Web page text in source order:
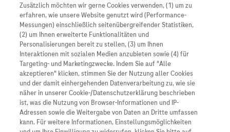
Wer wir sind
Was uns antreibt
Unsere Standorte
Roche Stories
Events
Übersicht
Forschung
Personalisierte
Digitalisierung
Blog Zukunftslabor
Übersicht
Unser Service für
Informationen zu
Diagnostik ist
Klinische Studien
Arzneimittel
Übersicht
Arzneimittel A-Z
Roche Pipeline
Roche Fachportal
Diagnostik
Kontakt
Presse
Karriere
Infektionen mit dem Hepatitis-E-Virus (HEV)
Zusätzlich möchten wir gerne Cookies verwenden, (1) um zu
erfahren, wie unsere Website genutzt wird (Performance-
Messungen) einschließlich seitenübergreifender Statistiken,
(2) um Ihnen erweiterte Funktionalitäten und
Personalisierungen bereit zu stellen, (3) um Ihnen
Interaktionen mit sozialen Medien anzubieten sowie (4) für
Targeting- und Marketingzwecke. Indem Sie auf "Alle
akzeptieren" klicken, stimmen Sie der Nutzung aller Cookies
und der damit einhergehenden Datenverarbeitung zu, wie sie
näher in unserer Cookie-/Datenschutzerklärung beschrieben
ist, was die Nutzung von Browser-Informationen und IP-
Adressen sowie die Weitergabe von Daten an Dritte umfassen
kann. Für weitere Informationen, Einstellungsmöglichkeiten